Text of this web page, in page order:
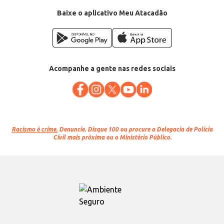
Baixe o aplicativo Meu Atacadão
Acompanhe a gente nas redes sociais
Racismo é crime. Denuncie. Disque 100 ou procure a Delegacia de Polícia
Civil mais próxima ou o Ministério Público.